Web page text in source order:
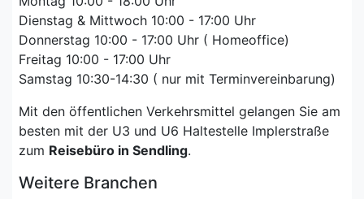
Dienstag & Mittwoch 10:00 - 17:00 Uhr
Donnerstag 10:00 - 17:00 Uhr ( Homeoffice)
Freitag 10:00 - 17:00 Uhr
Samstag 10:30-14:30 ( nur mit Terminvereinbarung)
Mit den öffentlichen Verkehrsmittel gelangen Sie am
besten mit der U3 und U6 Haltestelle Implerstraße
zum Reisebüro in Sendling.
Weitere Branchen